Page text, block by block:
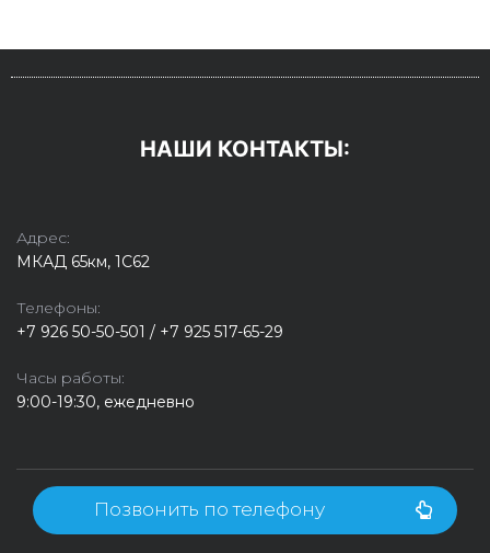
НАШИ КОНТАКТЫ:
Адрес:
МКАД 65км, 1С62
Телефоны:
+7 926 50-50-501 / +7 925 517-65-29
Часы работы:
9:00-19:30, ежедневно
Позвонить по телефону